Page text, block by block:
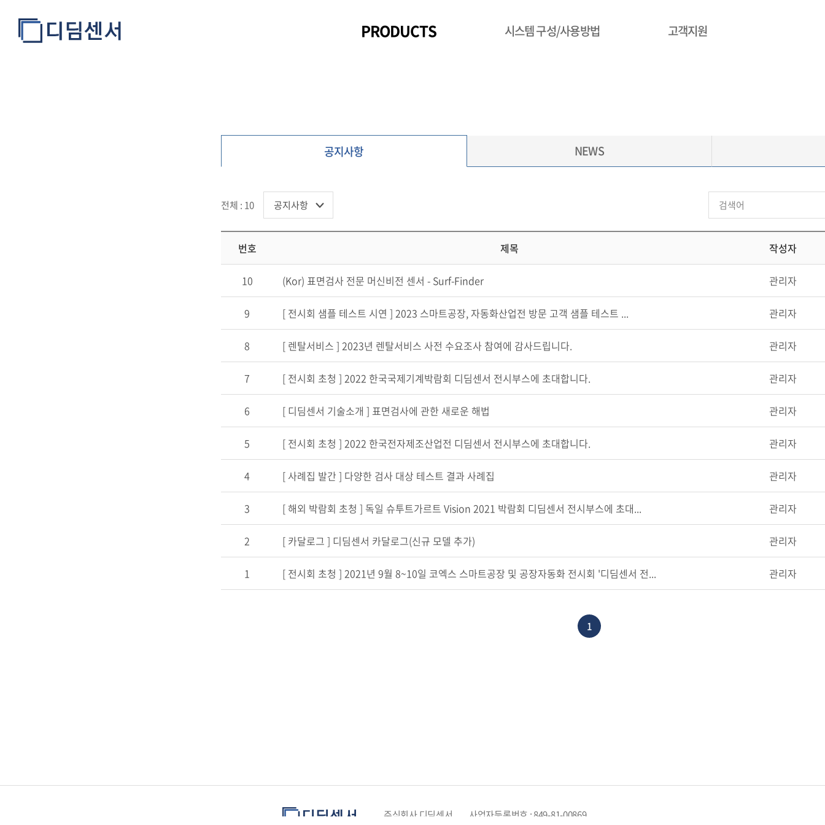
PRODUCTS 시스템 구성/사용방법 고객지원
공지사항 NEWS
전체 : 10
번호 제목 작성자
10 (Kor) 표면검사 전문 머신비전 센서 - Surf-Finder 관리자
9 [ 전시회 샘플 테스트 시연 ] 2023 스마트공장, 자동화산업전 방문 고객 샘플 테스트 ... 관리자
8 [ 렌탈서비스 ] 2023년 렌탈서비스 사전 수요조사 참여에 감사드립니다. 관리자
7 [ 전시회 초청 ] 2022 한국국제기계박람회 디딤센서 전시부스에 초대합니다. 관리자
6 [ 디딤센서 기술소개 ] 표면검사에 관한 새로운 해법 관리자
5 [ 전시회 초청 ] 2022 한국전자제조산업전 디딤센서 전시부스에 초대합니다. 관리자
4 [ 사례집 발간 ] 다양한 검사 대상 테스트 결과 사례집 관리자
3 [ 해외 박람회 초청 ] 독일 슈투트가르트 Vision 2021 박람회 디딤센서 전시부스에 초대... 관리자
2 [ 카달로그 ] 디딤센서 카달로그(신규 모델 추가) 관리자
1 [ 전시회 초청 ] 2021년 9월 8~10일 코엑스 스마트공장 및 공장자동화 전시회 '디딤센서 전... 관리자
1
주식회사 디딤센서
사업자등록번호 : 849-81-00869